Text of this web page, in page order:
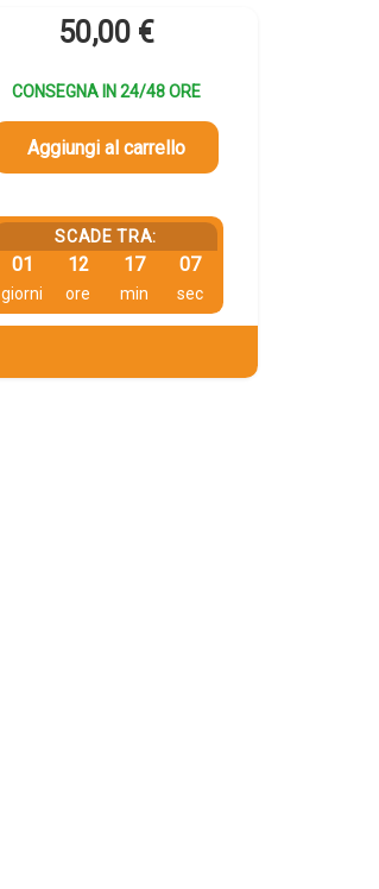
50,00 €
CONSEGNA IN 24/48 ORE
Aggiungi al carrello
SCADE TRA:
01
giorni
12
ore
17
min
06
sec